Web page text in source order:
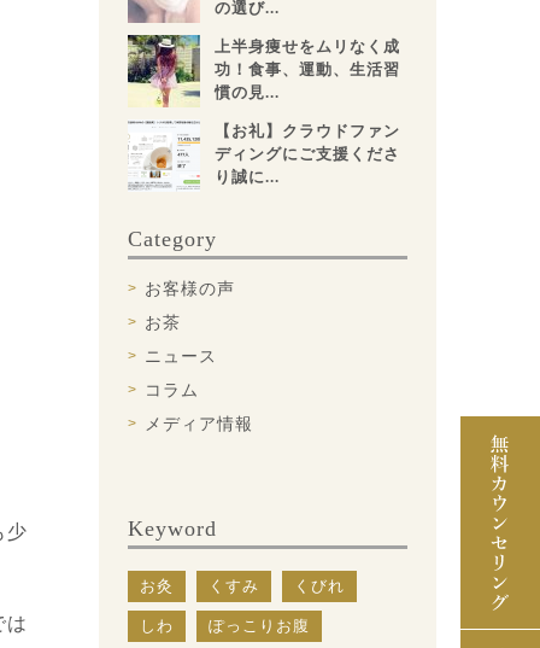
少
は
の選び...
上半身痩せをムリなく成
功！食事、運動、生活習
慣の見...
【お礼】クラウドファン
ディングにご支援くださ
り誠に...
Category
お客様の声
お茶
ニュース
コラム
メディア情報
Keyword
お灸 くすみ くびれ
しわ ぽっこりお腹